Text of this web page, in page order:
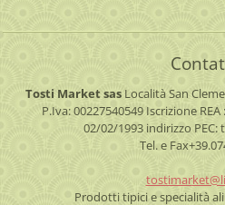
Tosti Market sas Località San
P.Iva: 00227540549Iscrizione REA
02/02/1993indirizzo PEC:
Tel. e
tostimar
Prodotti tipici e specialità